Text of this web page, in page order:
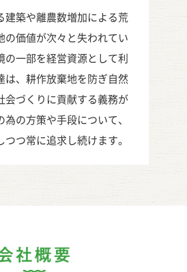
を紡いでいく。
建築や離農数増加による荒
の価値が次々と失われてい
の一部を経営資源として利
は、耕作放棄地を防ぎ自然
会づくりに貢献する義務が
為の方策や手段について、
つつ常に追求し続けます。